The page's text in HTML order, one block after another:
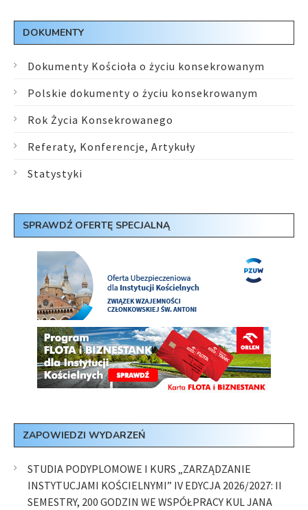
DOKUMENTY
Dokumenty Kościoła o życiu konsekrowanym
Polskie dokumenty o życiu konsekrowanym
Rok Życia Konsekrowanego
Referaty, Konferencje, Artykuły
Statystyki
SPRAWDŹ OFERTĘ SPECJALNĄ
ZAPOWIEDZI WYDARZEŃ
STUDIA PODYPLOMOWE I KURS „ZARZĄDZANIE
INSTYTUCJAMI KOŚCIELNYMI” IV EDYCJA 2026/2027: II
SEMESTRY, 200 GODZIN WE WSPÓŁPRACY KUL JANA